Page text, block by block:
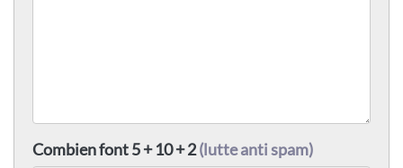
Combien font 5 + 10 + 2(lutte anti spam)